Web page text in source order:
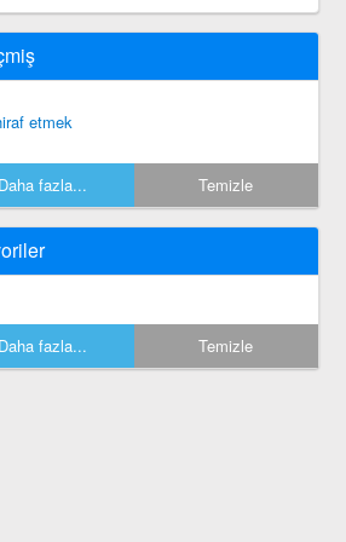
etmek
Daha fazla... Temizle
Daha fazla... Temizle